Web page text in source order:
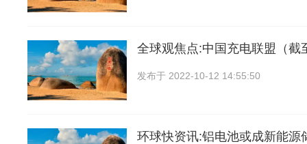
全球观焦点:中国充电联盟（截
发布于 2022-10-12 14:55:50
环球快资讯:铝电池或成新能源